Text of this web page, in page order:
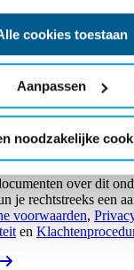
cookies toestaan
Aanpassen
noodzakelijke
zijn. Bij het niet tijdig
het recht om de
(tenzij anders vermeld).
klem om een
een reis-
en integriteit zijn
over dit
je rechtstreeks een
voorwaarden,
en